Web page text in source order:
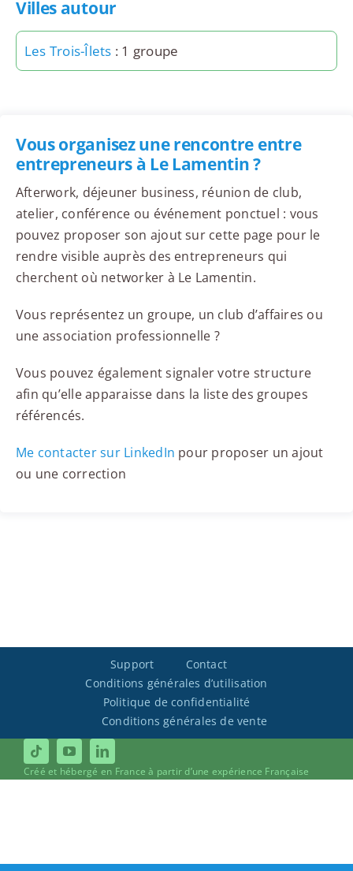
Villes autour
Les Trois-Îlets : 1 groupe
Vous organisez une rencontre entre
entrepreneurs à Le Lamentin ?
Afterwork, déjeuner business, réunion de club,
atelier, conférence ou événement ponctuel : vous
pouvez proposer son ajout sur cette page pour le
rendre visible auprès des entrepreneurs qui
cherchent où networker à Le Lamentin.
Vous représentez un groupe, un club d’affaires ou
une association professionnelle ?
Vous pouvez également signaler votre structure
afin qu’elle apparaisse dans la liste des groupes
référencés.
Me contacter sur LinkedIn pour proposer un ajout
ou une correction
Support
Contact
Conditions générales d’utilisation
Politique de confidentialité
Conditions générales de vente
Créé et hébergé en France à partir d’une expérience Française